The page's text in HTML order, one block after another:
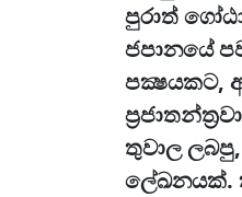
පුරාත්
ජපානයේ
පක්‍ෂයකට,
තුවාල
ලේඛනයක්.